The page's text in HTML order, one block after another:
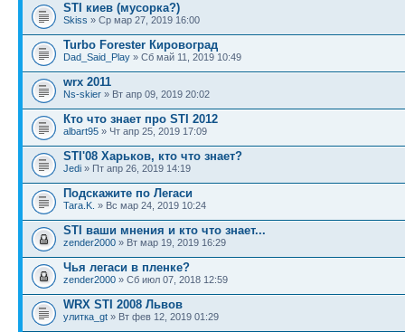
STI киев (мусорка?)
Skiss » Ср мар 27, 2019 16:00
Turbo Forester Кировоград
Dad_Said_Play » Сб май 11, 2019 10:49
wrx 2011
Ns-skier » Вт апр 09, 2019 20:02
Кто что знает про STI 2012
albart95 » Чт апр 25, 2019 17:09
STI'08 Харьков, кто что знает?
Jedi » Пт апр 26, 2019 14:19
Подскажите по Легаси
Tara.K. » Вс мар 24, 2019 10:24
STI ваши мнения и кто что знает...
zender2000 » Вт мар 19, 2019 16:29
Чья легаси в пленке?
zender2000 » Сб июл 07, 2018 12:59
WRX STI 2008 Львов
улитка_gt » Вт фев 12, 2019 01:29